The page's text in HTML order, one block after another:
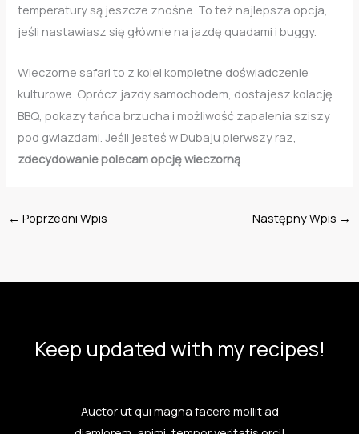
temperatury są jeszcze znośne. To też najlepsza opcja,
jeśli nastawiasz się głównie na jazdę quadami i buggy.
Wieczorne safari to z kolei kompletne doświadczenie
kulturowe. Oprócz jazdy samochodem, dostajesz kolację
BBQ, pokazy tańca brzucha i możliwość zapalenia sziszy
pod gwiazdami. Jeśli jesteś w Dubaju pierwszy raz,
zdecydowanie polecam opcję wieczorną
← Poprzedni Wpis Następny Wpis →
Keep updated with my recipes!
Auctor ut qui magna facere mollit ad